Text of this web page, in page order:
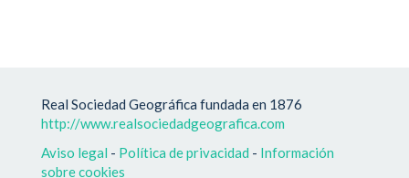
Real Sociedad Geográfica fundada en 1876
http://www.realsociedadgeografica.com
Aviso legal - Política de privacidad - Información
sobre cookies